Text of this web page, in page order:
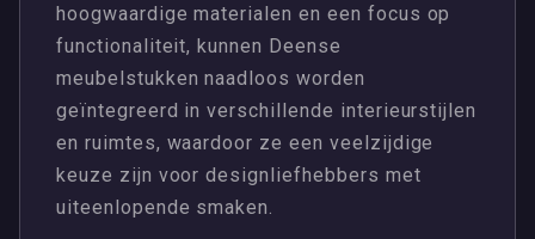
hoogwaardige materialen en een focus op
functionaliteit, kunnen Deense
meubelstukken naadloos worden
geïntegreerd in verschillende interieurstijlen
en ruimtes, waardoor ze een veelzijdige
keuze zijn voor designliefhebbers met
uiteenlopende smaken.